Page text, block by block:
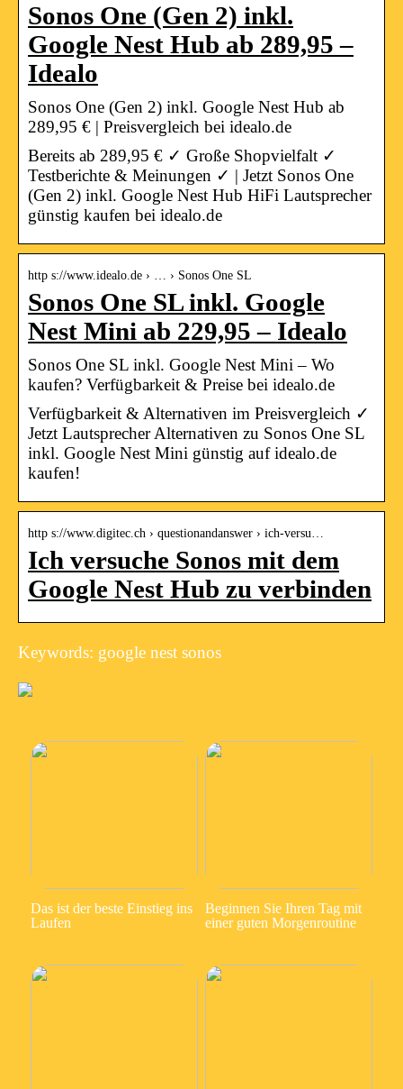
Sonos One (Gen 2) inkl.
Google Nest Hub ab 289,95 –
Idealo
Sonos One (Gen 2) inkl. Google Nest Hub ab
289,95 € | Preisvergleich bei idealo.de
Bereits ab 289,95 € ✓ Große Shopvielfalt ✓
Testberichte & Meinungen ✓ | Jetzt Sonos One
(Gen 2) inkl. Google Nest Hub HiFi Lautsprecher
günstig kaufen bei idealo.de
http s://www.idealo.de › … › Sonos One SL
Sonos One SL inkl. Google
Nest Mini ab 229,95 – Idealo
Sonos One SL inkl. Google Nest Mini – Wo
kaufen? Verfügbarkeit & Preise bei idealo.de
Verfügbarkeit & Alternativen im Preisvergleich ✓
Jetzt Lautsprecher Alternativen zu Sonos One SL
inkl. Google Nest Mini günstig auf idealo.de
kaufen!
http s://www.digitec.ch › questionandanswer › ich-versu…
Ich versuche Sonos mit dem
Google Nest Hub zu verbinden
Keywords: google nest sonos
Das ist der beste Einstieg ins
Laufen
Beginnen Sie Ihren Tag mit
einer guten Morgenroutine